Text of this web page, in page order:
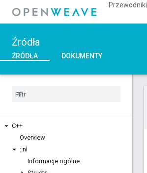
Przewodniki
Źródła
ŹRÓDŁA DOKUMENTY
C++
Overview
::nl
Informacje ogólne